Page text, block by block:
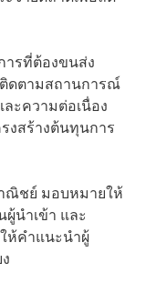
ารที่ต้องขนส่ง
ติดตามสถานการณ์
ละความต่อเนื่อง
งสร้างต้นทุนการ
ณิชย์ มอบหมายให้
นำเข้า และ
ห้คำแนะนำผู้